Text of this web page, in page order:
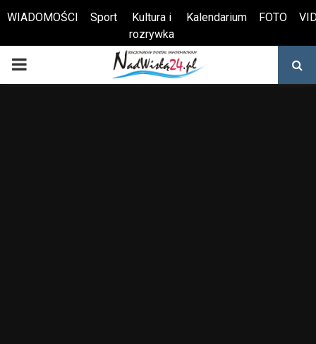
Otwórz pasek narzędzi
WIADOMOŚCI Sport
Kultura i
rozrywka
Kalendarium FOTO
PRIMARY